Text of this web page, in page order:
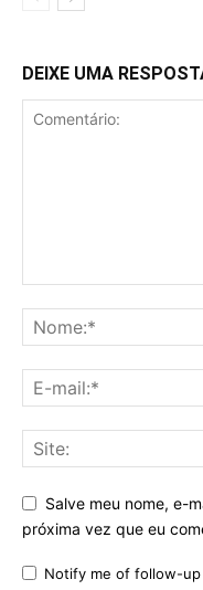
DEIXE UMA
Salve meu nome, e-
próxima vez que eu
Notify me of follow-up